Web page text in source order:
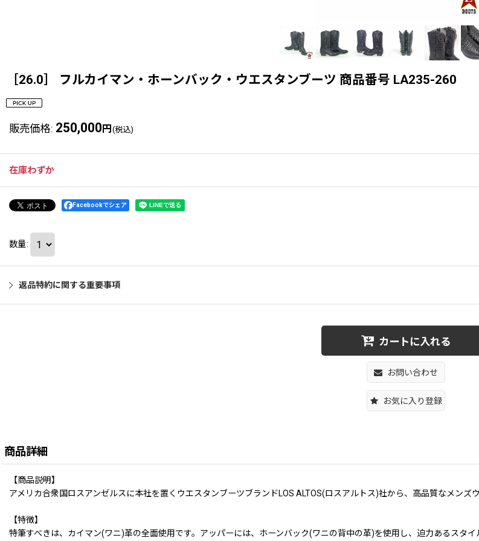
［26.0］ フルカイマン・ホーンバック・ウエスタンブーツ 商品番号 LA235-260
販売価格: 250,000 円 (税込)
在庫わずか
Facebookでシェア
数量:
返品特約に関する重要事項
カートに入れる
お問い合わせ
お気に入り登録
商品詳細
【商品説明】
アメリカ合衆国ロスアンゼルスに本社を置くウエスタンブーツブランドLOS ALTOS(ロスアルトス)社から、高品質なメンズ
【特徴】
特筆すべきは、カイマン(ワニ)革の全面使用です。アッパーには、ホーンバック(ワニの背中の革)を使用し、迫力あるスタ